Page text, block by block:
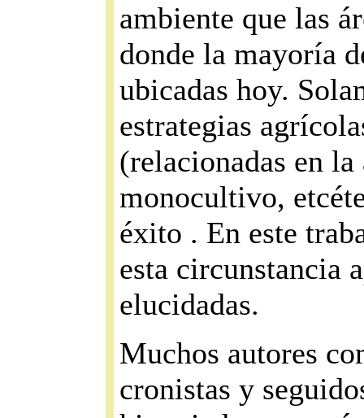
ambiente que las
donde la mayoría
ubicadas hoy.
estrategias
(relacionadas en
monocultivo,
éxito . En este
esta circunstancia
elucidadas.
Muchos autores
cronistas y